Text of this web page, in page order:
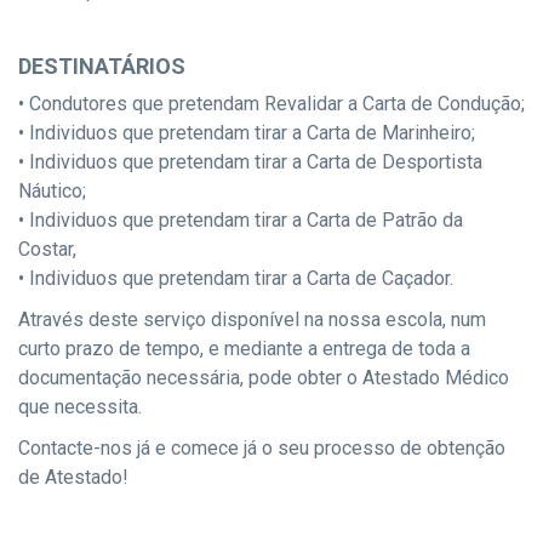
DESTINATÁRIOS
• Condutores que pretendam Revalidar a Carta de Condução;
• Individuos que pretendam tirar a Carta de Marinheiro;
• Individuos que pretendam tirar a Carta de Desportista
Náutico;
• Individuos que pretendam tirar a Carta de Patrão da
Costar,
• Individuos que pretendam tirar a Carta de Caçador.
Através deste serviço disponível na nossa escola, num
curto prazo de tempo, e mediante a entrega de toda a
documentação necessária, pode obter o Atestado Médico
que necessita.
Contacte-nos já e comece já o seu processo de obtenção
de Atestado!